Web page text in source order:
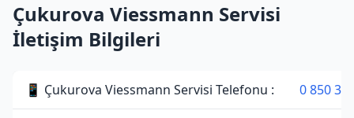
Çukurova Viessmann Servisi
İletişim Bilgileri
📱 Çukurova Viessmann Servisi Telefonu : 0 850